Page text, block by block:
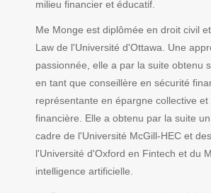
milieu financier et éducatif.
Me Monge est diplômée en droit civil
Law de l'Université d'Ottawa. Une
passionnée, elle a par la suite obtenu
en tant que conseillère en sécurité
représentante en épargne collective et
financière. Elle a obtenu par la suite
cadre de l'Université McGill-HEC et
l'Université d'Oxford en Fintech et du
intelligence artificielle.